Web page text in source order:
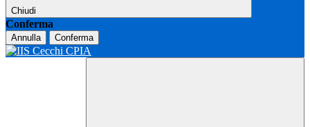
Chiudi
Conferma
Annulla Conferma